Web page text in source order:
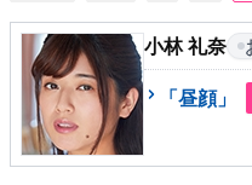
DVD
Blu-ray
サンプル動画
小林 礼奈
「昼顔」